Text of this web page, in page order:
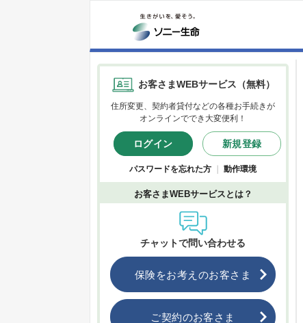
お客さまWEBサービス（無料）
住所変更、契約者貸付などの各種お手続きが
オンラインででき大変便利！
ログイン 新規登録
パスワードを忘れた方 動作環境
お客さまWEBサービスとは？
チャットで問い合わせる
保険をお考えのお客さま
ご契約のお客さま